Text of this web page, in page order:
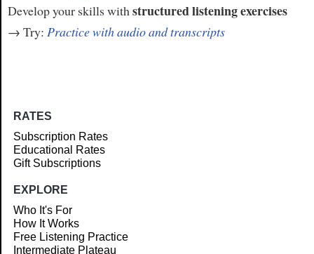
Develop your skills with structured listening exercises
→ Try: Practice with audio and transcripts
RATES
Subscription Rates
Educational Rates
Gift Subscriptions
EXPLORE
Who It's For
How It Works
Free Listening Practice
Intermediate Plateau